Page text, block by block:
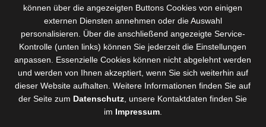
können über die angezeigten Buttons Cookies von einigen
externen Diensten annehmen oder die Auswahl
personalisieren. Über die anschließend angezeigte Service-
Kontrolle (unten links) können Sie jederzeit die Einstellungen
anpassen. Essenzielle Cookies können nicht abgelehnt werden
und werden von Ihnen akzeptiert, wenn Sie sich weiterhin auf
dieser Website aufhalten. Weitere Informationen finden Sie auf
der Seite zum Datenschutz , unsere Kontaktdaten finden Sie
im Impressum.